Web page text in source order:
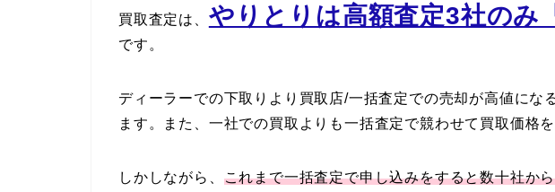
買取査定は、 やりとりは高額査定3社のみ
です。
ディーラーでの下取りより買取店/一括査定での売却が高値にな
ます。また、一社での買取よりも一括査定で競わせて買取価格
しかしながら、 これまで一括査定で申し込みをすると数十社か